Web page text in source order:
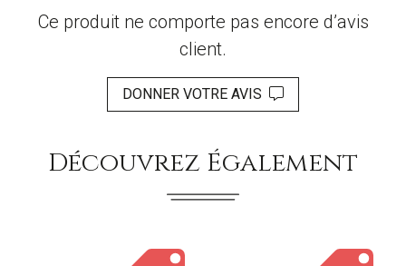
Ce produit ne comporte pas encore d’avis
client.
DONNER VOTRE AVIS
Découvrez Également